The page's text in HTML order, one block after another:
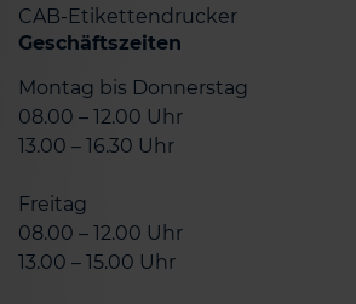
CAB-Etikettendrucker
Geschäftszeiten
Montag bis Donnerstag
08.00 – 12.00 Uhr
13.00 – 16.30 Uhr
Freitag
08.00 – 12.00 Uhr
13.00 – 15.00 Uhr